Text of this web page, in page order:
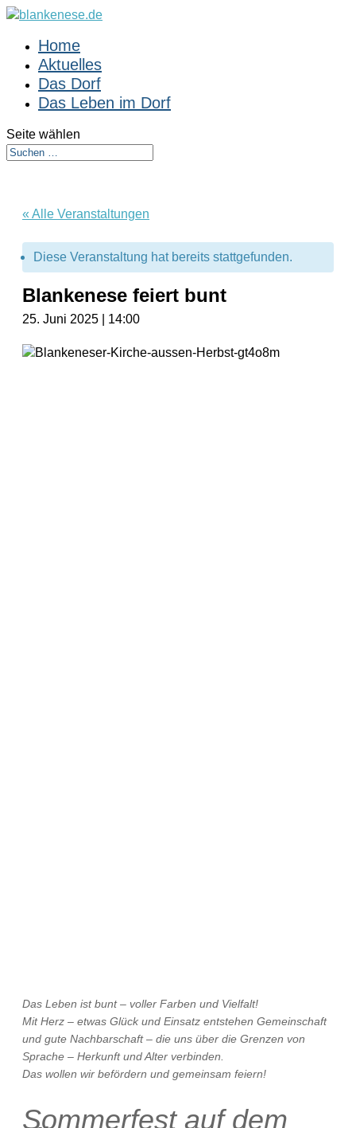
Home
Aktuelles
Das Dorf
Das Leben im Dorf
Seite wählen
« Alle Veranstaltungen
Diese Veranstaltung hat bereits stattgefunden.
Blankenese feiert bunt
25. Juni 2025 | 14:00
Das Leben ist bunt – voller Farben und Vielfalt!
Mit Herz – etwas Glück und Einsatz entstehen Gemeinschaft
und gute Nachbarschaft – die uns über die Grenzen von
Sprache – Herkunft und Alter verbinden.
Das wollen wir befördern und gemeinsam feiern!
Sommerfest auf dem